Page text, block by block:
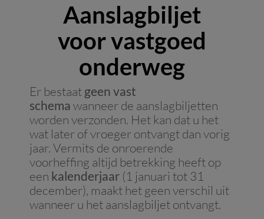
Aanslagbiljet
voor vastgoed
onderweg
Er bestaat geen vast
schema wanneer de aanslagbiljetten
worden verzonden. Het kan dat u het
wat later of vroeger ontvangt dan vorig
jaar. Vermits de onroerende
voorheffing altijd betrekking heeft op
een kalenderjaar (1 januari tot 31
december), maakt het geen verschil uit
wanneer u het aanslagbiljet ontvangt.